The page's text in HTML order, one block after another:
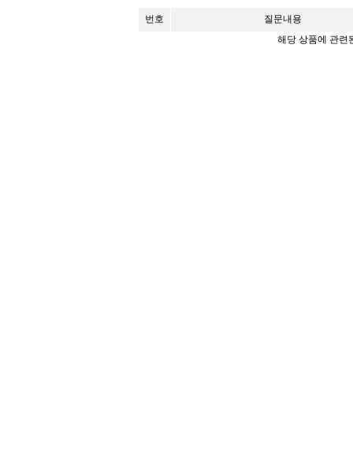
번호
질문내용
해당 상품에 관련